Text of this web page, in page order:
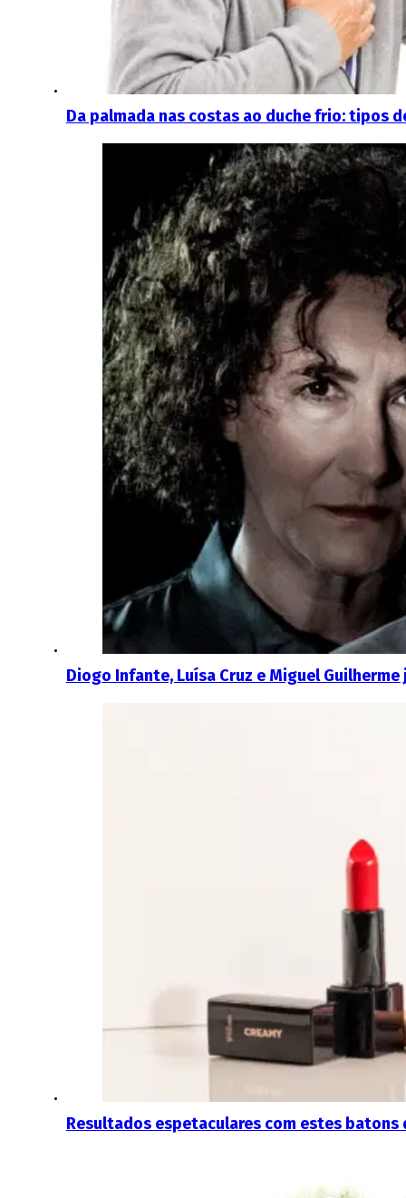
Da palmada nas costas ao duche frio: tipos
Diogo Infante, Luísa Cruz e Miguel
Resultados espetaculares com estes